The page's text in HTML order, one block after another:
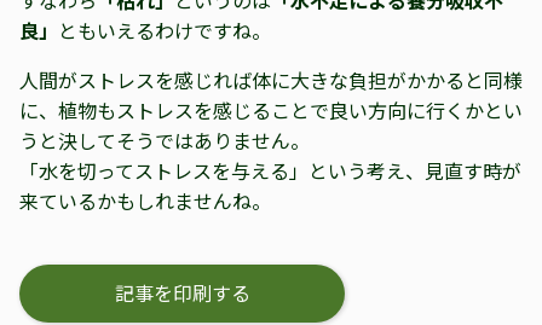
良」 ともいえるわけですね。
人間がストレスを感じれば体に大きな負担がかかると同様
に、植物もストレスを感じることで良い方向に行くかとい
うと決してそうではありません。
「水を切ってストレスを与える」という考え、見直す時が
来ているかもしれませんね。
記事を印刷する